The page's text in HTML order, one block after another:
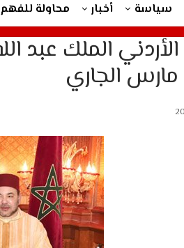
سياسة أخبار محاولة للفهم